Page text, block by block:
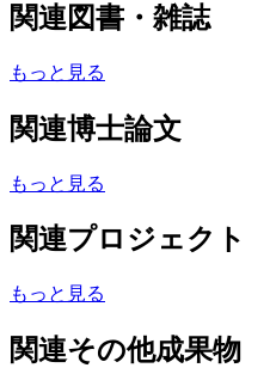
関連図書・雑誌
もっと見る
関連博士論文
もっと見る
関連プロジェクト
もっと見る
関連その他成果物